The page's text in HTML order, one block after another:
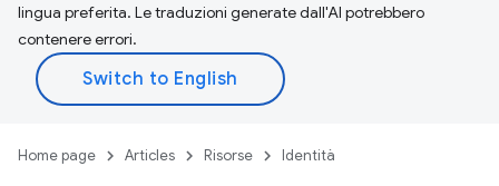
lingua preferita. Le traduzioni generate dall'AI potrebbero
contenere errori.
Home page Articles Risorse Identità